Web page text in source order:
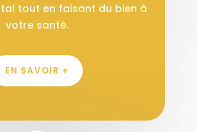
tout en faisant du bien à
votre santé.
EN SAVOIR +